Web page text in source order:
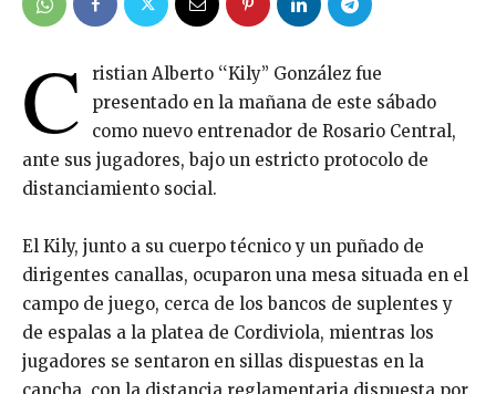
C
ristian Alberto ‘‘Kily’’ González fue
presentado en la mañana de este sábado
como nuevo entrenador de Rosario Central,
ante sus jugadores, bajo un estricto protocolo de
distanciamiento social.
El Kily, junto a su cuerpo técnico y un puñado de
dirigentes canallas, ocuparon una mesa situada en el
campo de juego, cerca de los bancos de suplentes y
de espalas a la platea de Cordiviola, mientras los
jugadores se sentaron en sillas dispuestas en la